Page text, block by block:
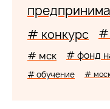
# конкурс #
# мск # фонд
# обучение #